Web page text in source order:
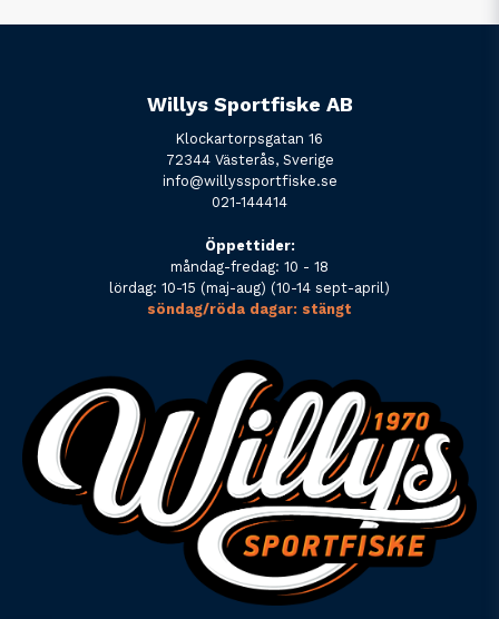
Willys Sportfiske AB
Klockartorpsgatan 16
72344 Västerås, Sverige
info@willyssportfiske.se
021-144414
Öppettider:
måndag-fredag: 10 - 18
lördag: 10-15 (maj-aug) (10-14 sept-april)
söndag/röda dagar: stängt